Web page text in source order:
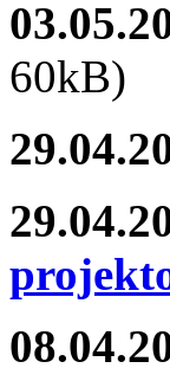
60kB)